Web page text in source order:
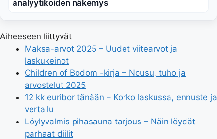
analyytikoiden näkemys
Aiheeseen liittyvät
Maksa-arvot 2025 – Uudet viitearvot ja
laskukeinot
Children of Bodom -kirja – Nousu, tuho ja
arvostelut 2025
12 kk euribor tänään – Korko laskussa, ennuste ja
vertailu
Löylyvalmis pihasauna tarjous – Näin löydät
parhaat diilit